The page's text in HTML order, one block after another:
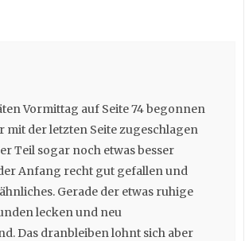
Vormittag auf Seite 74 begonnen
mit der letzten Seite zugeschlagen
Teil sogar noch etwas besser
Anfang recht gut gefallen und
Gerade der etwas ruhige
lecken und neu
Das dranbleiben lohnt sich aber